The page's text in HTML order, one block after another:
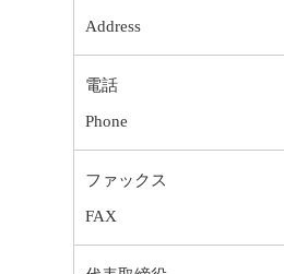
Address
電話
Phone
ファックス
FAX